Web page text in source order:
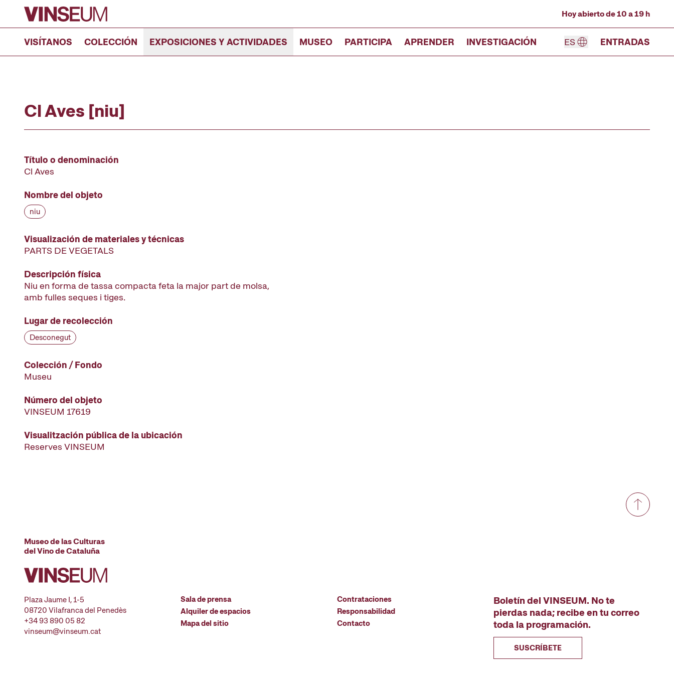
Ir al contenido
Hoy abierto de 10 a 19 h
VISÍTANOS COLECCIÓN EXPOSICIONES Y ACTIVIDADES MUSEO PARTICIPA APRENDER INVESTIGACIÓN ES ENTRADAS
Cl Aves [niu]
Título o denominación
Cl Aves
Nombre del objeto
niu
Visualización de materiales y técnicas
PARTS DE VEGETALS
Descripción física
Niu en forma de tassa compacta feta la major part de molsa,
amb fulles seques i tiges.
Lugar de recolección
Desconegut
Colección / Fondo
Museu
Número del objeto
VINSEUM 17619
Visualitzación pública de la ubicación
Reserves VINSEUM
Museo de las Culturas
del Vino de Cataluña
Plaza Jaume I, 1-5
08720 Vilafranca del Penedès
+34 93 890 05 82
vinseum@vinseum.cat
Sala de prensa
Alquiler de espacios
Mapa del sitio
Contrataciones
Responsabilidad
Contacto
Boletín del VINSEUM. No te
pierdas nada; recibe en tu correo
toda la programación.
SUSCRÍBETE